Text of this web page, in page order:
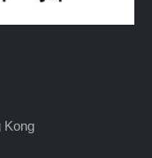
Kong